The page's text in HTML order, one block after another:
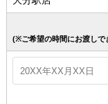
(※ご希望の時間にお渡しで